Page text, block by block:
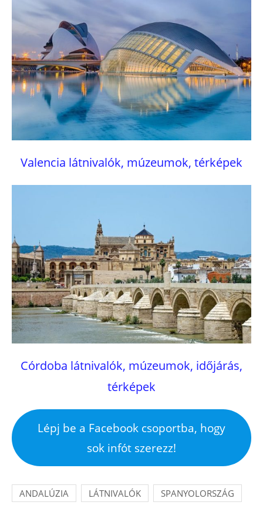
Valencia látnivalók, múzeumok, térképek
Córdoba látnivalók, múzeumok, időjárás,
térképek
Lépj be a Facebook csoportba, hogy
sok infót szerezz!
ANDALÚZIA LÁTNIVALÓK SPANYOLORSZÁG